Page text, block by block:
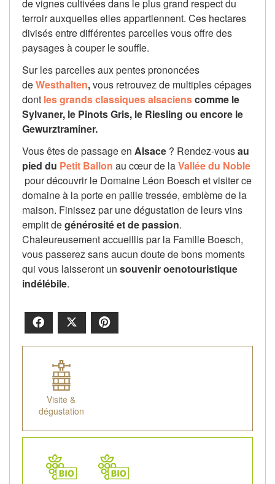
de vignes cultivées dans le plus grand respect du
terroir auxquelles elles appartiennent. Ces hectares
divisés entre différentes parcelles vous offre des
paysages à couper le souffle.
Sur les parcelles aux pentes prononcées
deWesthalten,vous retrouvez de multiples cépages
dont les grands classiques alsacienscomme le
Sylvaner, le Pinots Gris, le Riesling ou encore le
Gewurztraminer.
Vous êtes de passage en Alsace ? Rendez-vousau
pied du Petit Ballon au cœur de laVallée du Noble
pour découvrir le Domaine Léon Boesch et visiter ce
domaine à la porte en paille tressée, emblème de la
maison. Finissez par une dégustation de leurs vins
emplit degénérosité et de passion.
Chaleureusement accueillis par la Famille Boesch,
vous passerez sans aucun doute de bons moments
qui vous laisseront un souvenir oenotouristique
indélébile.
Facebook
Visite &
dégustation